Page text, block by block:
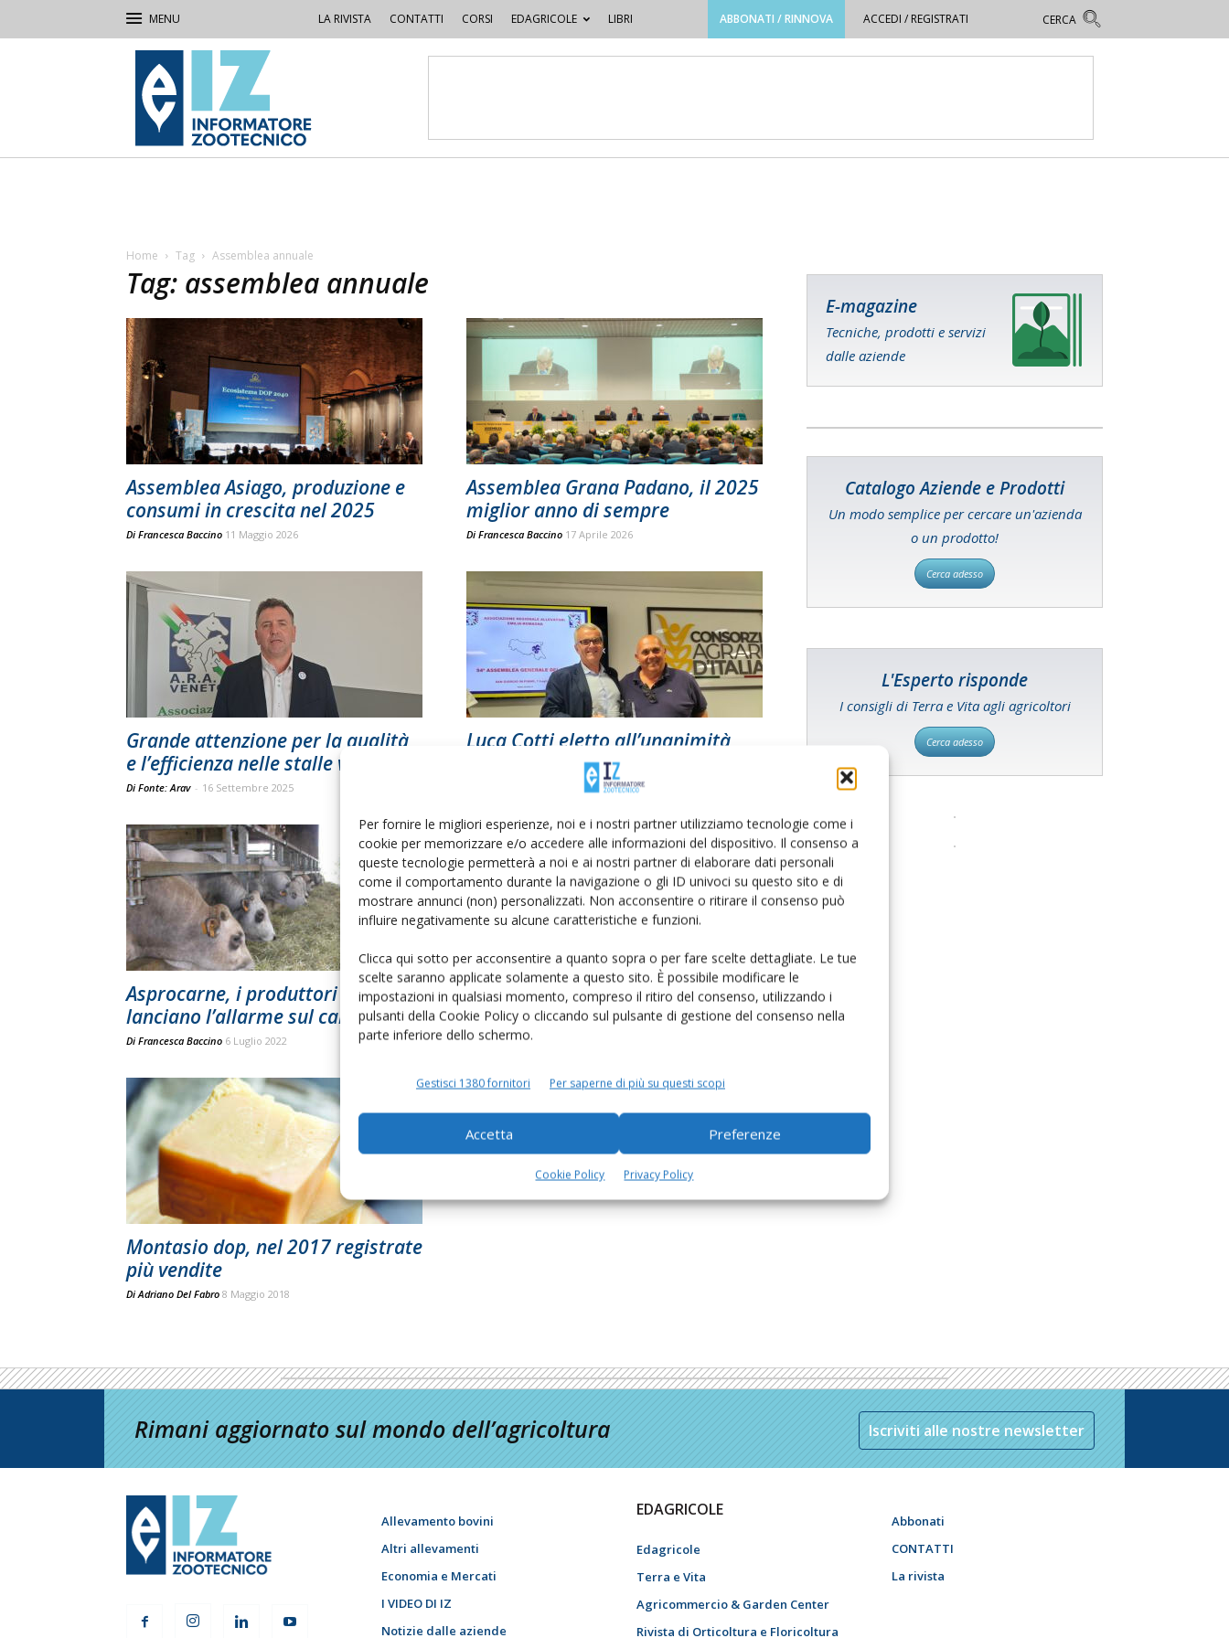
Per fornire le migliori esperienze, noi e i nostri partner utilizziamo tecnologie come i
cookie per memorizzare e/o accedere alle informazioni del dispositivo. Il consenso a
queste tecnologie permetterà a noi e ai nostri partner di elaborare dati personali
come il comportamento durante la navigazione o gli ID univoci su questo sito e di
mostrare annunci (non) personalizzati. Non acconsentire o ritirare il consenso può
influire negativamente su alcune caratteristiche e funzioni.
Clicca qui sotto per acconsentire a quanto sopra o per fare scelte dettagliate. Le tue
scelte saranno applicate solamente a questo sito. È possibile modificare le
impostazioni in qualsiasi momento, compreso il ritiro del consenso, utilizzando i
pulsanti della Cookie Policy o cliccando sul pulsante di gestione del consenso nella
parte inferiore dello schermo.
Gestisci 1380 fornitori Per saperne di più su questi scopi
Accetta Preferenze
Cookie Policy Privacy Policy
LA RIVISTA CONTATTI CORSI EDAGRICOLE LIBRI ABBONATI / RINNOVA ACCEDI / REGISTRATI
IZ
Informatore
Zootecnico
Home Tag Assemblea annuale
Tag: assemblea annuale
Assemblea Asiago, produzione e
consumi in crescita nel 2025
Di Francesca Baccino 11 Maggio 2026
Assemblea Grana Padano, il 2025
miglior anno di sempre
Di Francesca Baccino 17 Aprile 2026
Grande attenzione per la qualità
e l’efficienza nelle stalle venete
Di Fonte: Arav - 16 Settembre 2025
Luca Cotti eletto all’unanimità
presidente dell’Araer
15 Settembre 2025
Asprocarne, i produttori di carne
lanciano l’allarme sul caro-costi
Di Francesca Baccino 6 Luglio 2022
Consorzio Agrario del Nordest, ok
al bilancio 2018
Di Redazione Informatore Zootecnico
Montasio dop, nel 2017 registrate
più vendite
DiAdriano Del Fabro 8 Maggio 2018
E-magazine
Tecniche, prodotti e servizi
dalle aziende
Catalogo Aziende e Prodotti
Un modo semplice per cercare un'azienda
o un prodotto!
Cerca adesso
L'Esperto risponde
I consigli di Terra e Vita agli agricoltori
Cerca adesso
Rimani aggiornato sul mondo dell’agricoltura Iscriviti alle nostre newsletter
Allevamento bovini
Altri allevamenti
Economia e Mercati
I VIDEO DI IZ
Notizie dalle aziende
EDAGRICOLE
Edagricole
Terra e Vita
Agricommercio & Garden Center
Rivista di Orticoltura e Floricoltura
Abbonati
CONTATTI
La rivista